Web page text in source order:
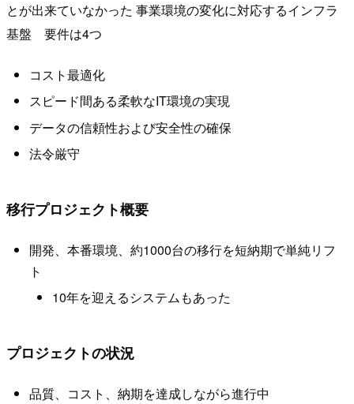
とが出来ていなかった 事業環境の変化に対応するインフラ
基盤 要件は4つ
コスト最適化
スピード間ある柔軟なIT環境の実現
データの信頼性および安全性の確保
法令厳守
移行プロジェクト概要
開発、本番環境、約1000台の移行を短納期で単純リフ
ト
10年を迎えるシステムもあった
プロジェクトの状況
品質、コスト、納期を達成しながら進行中